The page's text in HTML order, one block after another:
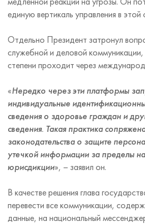
единую вертикаль управления в этой
Отдельно Президент затронул
служебной и деловой
степени проходит через
«Нередко через эти платформы
индивидуальные
сведения о здоровье граждан и
сведения. Такая практика
законодательства о защите
утечкой информации за пределы
юрисдикции», – заявил он.
В качестве решения глава
перевести все коммуникации,
данные, на национальный